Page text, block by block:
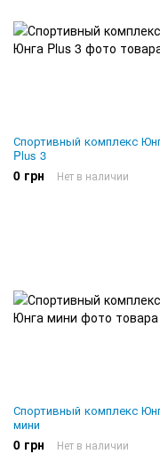
Спортивный комплекс
Plus 3
0 грн Нет в наличии
Спортивный комплекс
мини
0 грн Нет в наличии